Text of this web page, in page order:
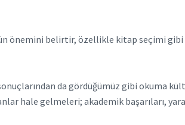
önemini belirtir, özellikle kitap seçimi
da gördüğümüz gibi okuma
hale gelmeleri; akademik başarıları,